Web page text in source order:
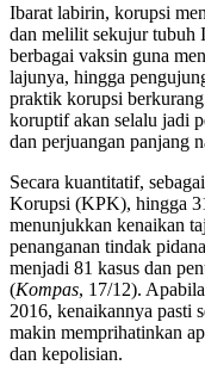
Ibarat labirin, korupsi
dan melilit sekujur tubuh
berbagai vaksin guna
lajunya, hingga
praktik korupsi
koruptif akan selalu jadi
dan perjuangan panjang
Secara kuantitatif,
Korupsi (KPK), hingga
menunjukkan kenaikan
penanganan tindak
menjadi 81 kasus dan
(Kompas, 17/12).
2016, kenaikannya pasti
makin memprihatinkan
dan kepolisian.